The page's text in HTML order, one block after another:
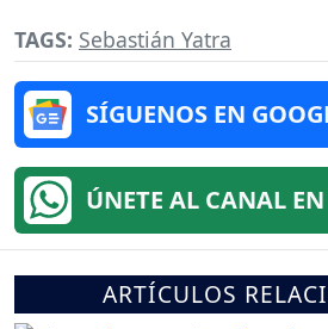
TAGS: Sebastián Yatra
SÍGUENOS EN
ÚNETE AL CANAL
ARTÍCULOS